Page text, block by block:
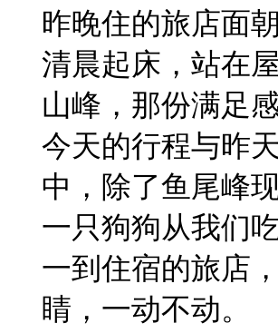
昨晚住的旅店面
清晨起床，站在
山峰，那份满足
今天的行程与昨
中，除了鱼尾峰
一只狗狗从我们
一到住宿的旅店
睛，一动不动。